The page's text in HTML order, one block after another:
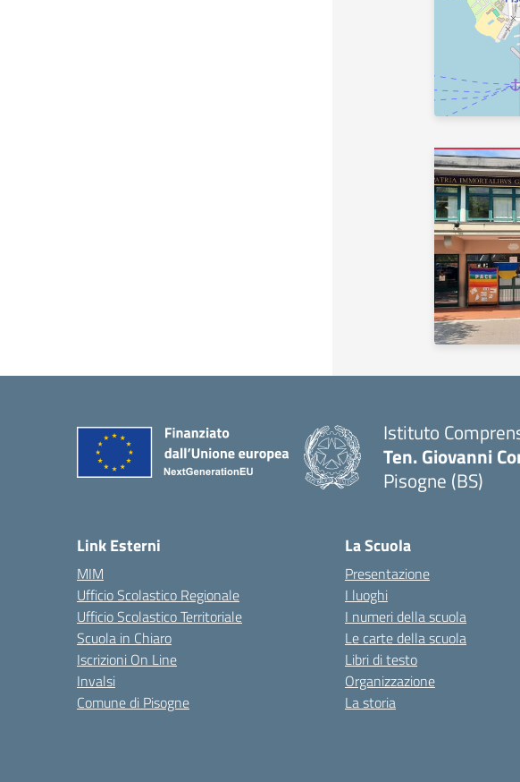
Istituto
Ten. Giovanni
Pisogne (BS)
Link Esterni
MIM
Ufficio Scolastico Regionale
Ufficio Scolastico Territoriale
Scuola in Chiaro
Iscrizioni On Line
Invalsi
Comune di Pisogne
La Scuola
Presentazione
I luoghi
I numeri della scuola
Le carte della scuola
Libri di testo
Organizzazione
La storia